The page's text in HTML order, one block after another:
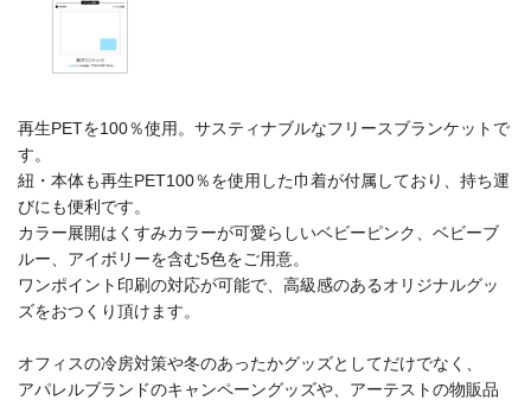
再生PETを100％使用。サスティナブルなフリースブランケットで
す。
紐・本体も再生PET100％を使用した巾着が付属しており、持ち運
びにも便利です。
カラー展開はくすみカラーが可愛らしいベビーピンク、ベビーブ
ルー、アイボリーを含む5色をご用意。
ワンポイント印刷の対応が可能で、高級感のあるオリジナルグッ
ズをおつくり頂けます。
オフィスの冷房対策や冬のあったかグッズとしてだけでなく、
アパレルブランドのキャンペーングッズや、アーテストの物販品